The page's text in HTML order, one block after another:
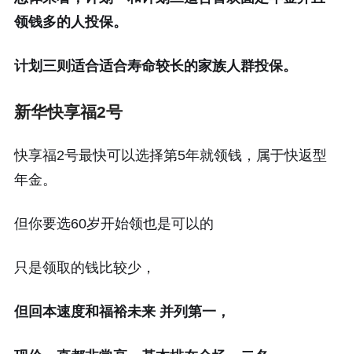
领钱多的人投保。
计划三则适合适合寿命较长的家族人群投保。
新华快享福2号
快享福2号最快可以选择第5年就领钱，属于快返型
年金。
但你要选60岁开始领也是可以的
只是领取的钱比较少，
但回本速度和福裕未来 并列第一，